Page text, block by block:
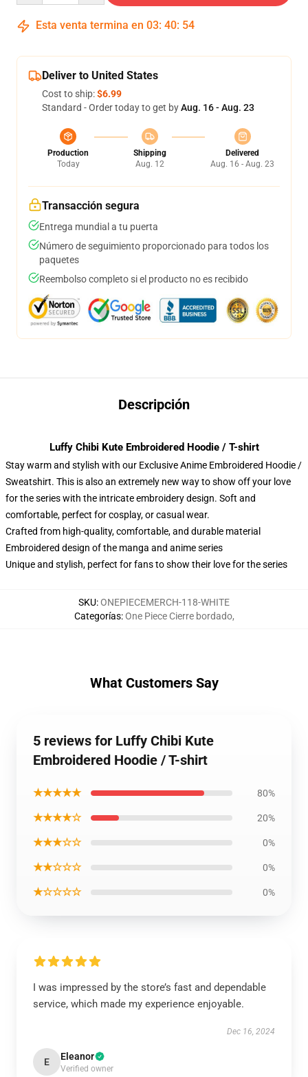
Esta venta termina en 03: 40: 54
Deliver to United States
Cost to ship:$6.99
Standard - Order today to get byAug. 16 - Aug. 23
Production
Today
Shipping
Aug. 12
Delivered
Aug. 16 - Aug. 23
Transacción segura
Entrega mundial a tu puerta
Número de seguimiento proporcionado para todos los
paquetes
Reembolso completo si el producto no es recibido
Descripción
Luffy Chibi Kute Embroidered Hoodie / T-shirt
Stay warm and stylish with our Exclusive Anime Embroidered Hoodie /
Sweatshirt. This is also an extremely new way to show off your love
for the series with the intricate embroidery design. Soft and
comfortable, perfect for cosplay, or casual wear.
Crafted from high-quality, comfortable, and durable material
Embroidered design of the manga and anime series
Unique and stylish, perfect for fans to show their love for the series
SKU:ONEPIECEMERCH-118-WHITE
Categorías:One Piece Cierre bordado,
What Customers Say
5 reviews for Luffy Chibi Kute
Embroidered Hoodie / T-shirt
★★★★★ 80%
★★★★☆ 20%
★★★☆☆ 0%
★★☆☆☆ 0%
★☆☆☆☆ 0%
I was impressed by the store’s fast and dependable
service, which made my experience enjoyable.
Dec 16, 2024
E Eleanor
Verified owner